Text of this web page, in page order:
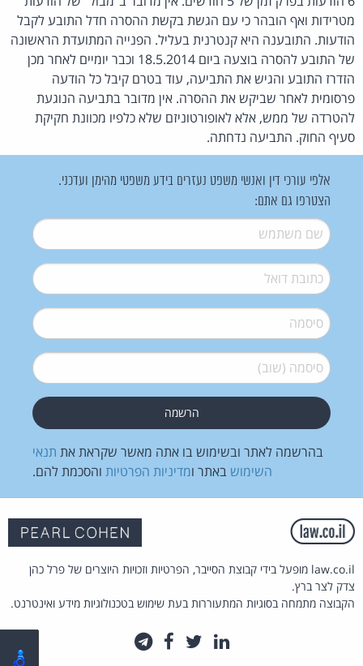
מטרידות ואף הובהר כי עם הגשת בקשת ההסרה חדל התובע לקבל
הודעות. התובענה היא קנטרנית בעליל. הפנייה המתועדת הראשונה
של התובע להסרה בוצעה ביום 18.5.2014 וכבר יומיים לאחר מכן
הזדרז התובע והגיש את התביעה, עוד בטרם קיבל כל הודעה
פרסומית לאחר שביקש את ההסרה. אין מדובר בתביעה הנוגעת
להטרדה של ממש, אלא לאופורטוניזם שלא כלפיו מכוונת חקיקת
סעיף החוק. התביעה נדחתה.
אלפי עורכי דין ואנשי משפט נעזרים בידע משפטי מהימן ועדכני.
הצטרפו גם אתם:
שם משתמש*
דואל*
סיסמה*
סיסמה (שוב)*
בהרשמה לאתר ובשימוש בו אתה מאשר שקראת את תנאי
השימוש באתר ומדיניות הפרטיות והסכמת להם.
law.co.il מופעל בידי קבוצת הסייבר, הפרטיות וזכויות היוצרים של פרל כהן
צדק לצר ברץ.
הקבוצה מתמחה בסוגיות המתעוררות בעת שימוש בטכנולוגיות מידע ואינטרנט.
לינקדאין
טוויטרפייסבוק